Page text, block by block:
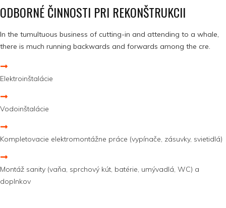
ODBORNÉ ČINNOSTI PRI REKONŠTRUKCII
In the tumultuous business of cutting-in and attending to a whale,
there is much running backwards and forwards among the cre.
Elektroinštalácie
Vodoinštalácie
Kompletovacie elektromontážne práce (vypínače, zásuvky, svietidlá)
Montáž sanity (vaňa, sprchový kút, batérie, umývadlá, WC) a
doplnkov